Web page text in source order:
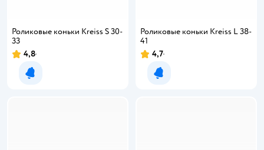
Роликовые коньки Kreiss S 30-
33
4,8
Уведомить о появлении
Роликовые коньки Kreiss L 38-
41
4,7
Уведомить о появлении